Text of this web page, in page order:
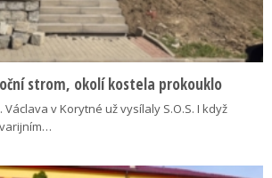
strom, okolí kostela prokouklo
v Korytné už vysílaly S.O.S. I když